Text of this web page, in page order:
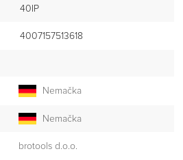
40IP
4007157513618
Nemačka
Nemačka
brotools d.o.o.